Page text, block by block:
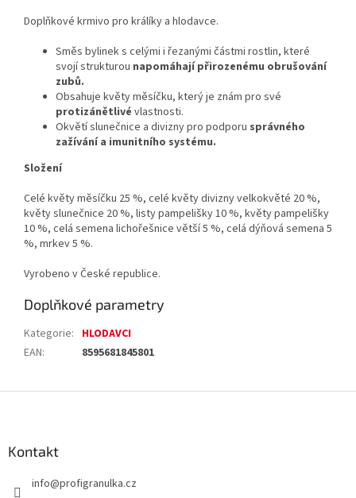
Doplňkové krmivo pro králíky a hlodavce.
Směs bylinek s celými i řezanými částmi rostlin, které
svojí strukturou napomáhají přirozenému obrušování
zubů.
Obsahuje květy měsíčku, který je znám pro své
protizánětlivé vlastnosti.
Okvětí slunečnice a divizny pro podporu správného
zažívání a imunitního systému.
Složení
Celé květy měsíčku 25 %, celé květy divizny velkokvěté 20 %,
květy slunečnice 20 %, listy pampelišky 10 %, květy pampelišky
10 %, celá semena lichořešnice větší 5 %, celá dýňová semena 5
%, mrkev 5 %.
Vyrobeno v České republice.
Doplňkové parametry
Kategorie: HLODAVCI
EAN: 8595681845801
Kontakt
info@profigranulka.cz